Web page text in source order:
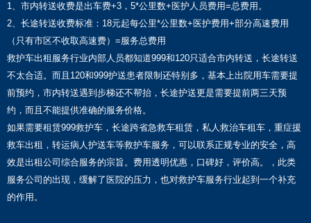
1、市内转送收费是出车费+3，5*公里数+医护人员费用=总费用。
2、长途转送收费标准：18元起每公里*公里数+医护费用+部分高速费用
（只有市区不收取高速费）=服务总费用
救护车出租服务行业内部人员都知道999和120只适合市内转送，长途转送
不太合适。而且120和999护送患者限制还特别多，基本上出院用车需要提
前预约，市内转送遇到步梯还不帮抬，长途护送更是需要提前两三天预
约，而且不能提供准确的服务价格。
如果需要租赁999救护车，长途跨省急救车租赁，私人救治车租车，重症援
救车出租，转运病人护送车等救护车服务，可以联系正规专业的安全，高
效是出租公司综合服务的宗旨。费用透明优惠，口碑好，评价高。，此类
服务公司的出现，缓解了医院的压力，也对救护车服务行业起到一个补充
的作用。